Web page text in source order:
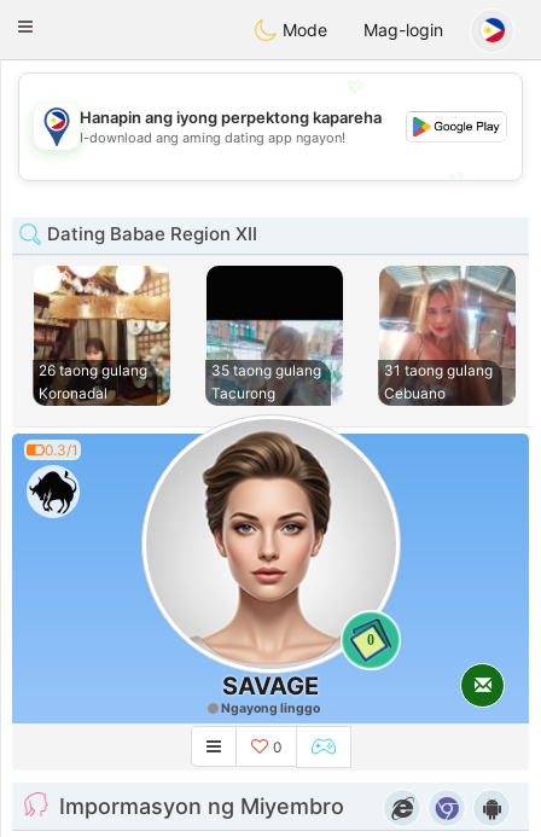
PhilippinesChat
Toggle
Mode Mag-login
💖
💕
Hanapin ang iyong perpektong kapareha
I-download ang aming dating app ngayon!
Dating Babae Region XII
26 taong gulang
Koronadal
35 taong gulang
Tacurong
31 taong gulang
Cebuano
0.3/1
0
SAVAGE
Ngayong linggo
0
Impormasyon ng Miyembro